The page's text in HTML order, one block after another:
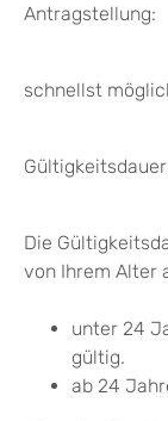
Antragstellung:
schnellst
Die
von Ihrem Alter
unter 24
gültig.
ab 24